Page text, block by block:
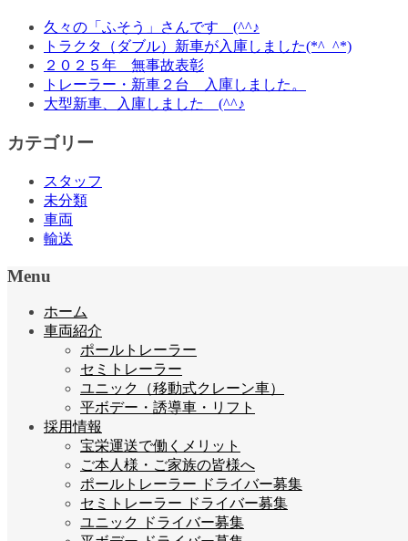
久々の「ふそう」さんです (^^♪
トラクタ（ダブル）新車が入庫しました(*^_^*)
２０２５年 無事故表彰
トレーラー・新車２台 入庫しました。
大型新車、入庫しました (^^♪
カテゴリー
スタッフ
未分類
車両
輸送
Menu
ホーム
車両紹介
ポールトレーラー
セミトレーラー
ユニック（移動式クレーン車）
平ボデー・誘導車・リフト
採用情報
宝栄運送で働くメリット
ご本人様・ご家族の皆様へ
ポールトレーラー ドライバー募集
セミトレーラー ドライバー募集
ユニック ドライバー募集